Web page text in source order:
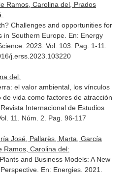
Ramos, Carolina del, Prados
Challenges and opportunities for
in Southern Europe. En: Energy
. 2023. Vol. 103. Pag. 1-11.
j.erss.2023.103220
del:
el valor ambiental, los vínculos
de vida como factores de atracción
Internacional de Estudios
11. Núm. 2. Pag. 96-117
José, Pallarès, Marta, García
Ramos, Carolina del:
and Business Models: A New
En: Energies. 2021.